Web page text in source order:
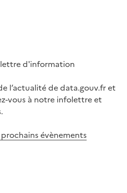
d'information
l’actualité de data.gouv.fr et
vous à notre infolettre et
évènements